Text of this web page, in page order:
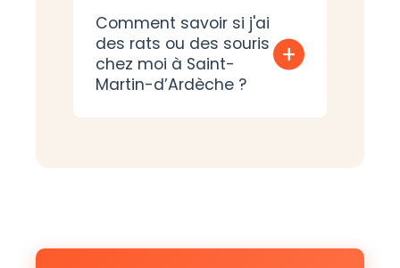
Comment savoir si j'ai
des rats ou des souris
chez moi à Saint-
Martin-d’Ardèche ?
+